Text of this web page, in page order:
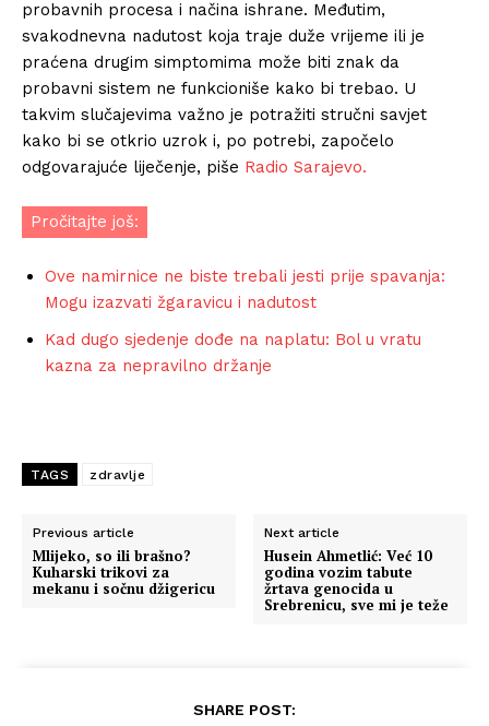
probavnih procesa i načina ishrane. Međutim,
svakodnevna nadutost koja traje duže vrijeme ili je
praćena drugim simptomima može biti znak da
probavni sistem ne funkcioniše kako bi trebao. U
takvim slučajevima važno je potražiti stručni savjet
kako bi se otkrio uzrok i, po potrebi, započelo
odgovarajuće liječenje, piše Radio Sarajevo.
Pročitajte još:
Ove namirnice ne biste trebali jesti prije spavanja:
Mogu izazvati žgaravicu i nadutost
Kad dugo sjedenje dođe na naplatu: Bol u vratu
kazna za nepravilno držanje
TAGS zdravlje
Previous article
Mlijeko, so ili brašno?
Kuharski trikovi za
mekanu i sočnu džigericu
Next article
Husein Ahmetlić: Već 10
godina vozim tabute
žrtava genocida u
Srebrenicu, sve mi je teže
SHARE POST: